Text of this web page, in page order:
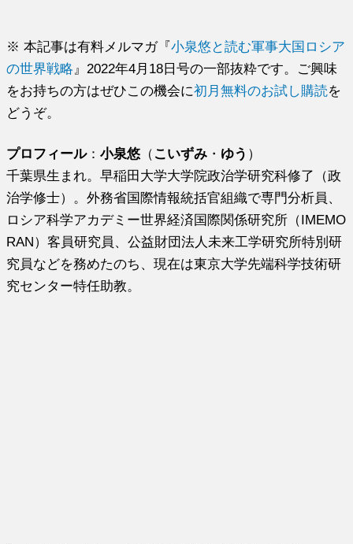
※ 本記事は有料メルマガ『小泉悠と読む軍事大国ロシア
の世界戦略 』2022年4月18日号の一部抜粋です。ご興味
をお持ちの方はぜひこの機会に初月無料のお試し購読を
どうぞ。
プロフィール：小泉悠 （ こいずみ ・ ゆう ）
千葉県生まれ。早稲田大学大学院政治学研究科修了（政
治学修士）。外務省国際情報統括官組織で専門分析員、
ロシア科学アカデミー世界経済国際関係研究所（IMEMO
RAN）客員研究員、公益財団法人未来工学研究所特別研
究員などを務めたのち、現在は東京大学先端科学技術研
究センター特任助教。